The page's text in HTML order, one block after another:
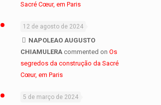
Sacré Cœur, em Paris
12 de agosto de 2024
NAPOLEAO AUGUSTO
CHIAMULERA commented onOs
segredos da construção da Sacré
Cœur, em Paris
5 de março de 2024